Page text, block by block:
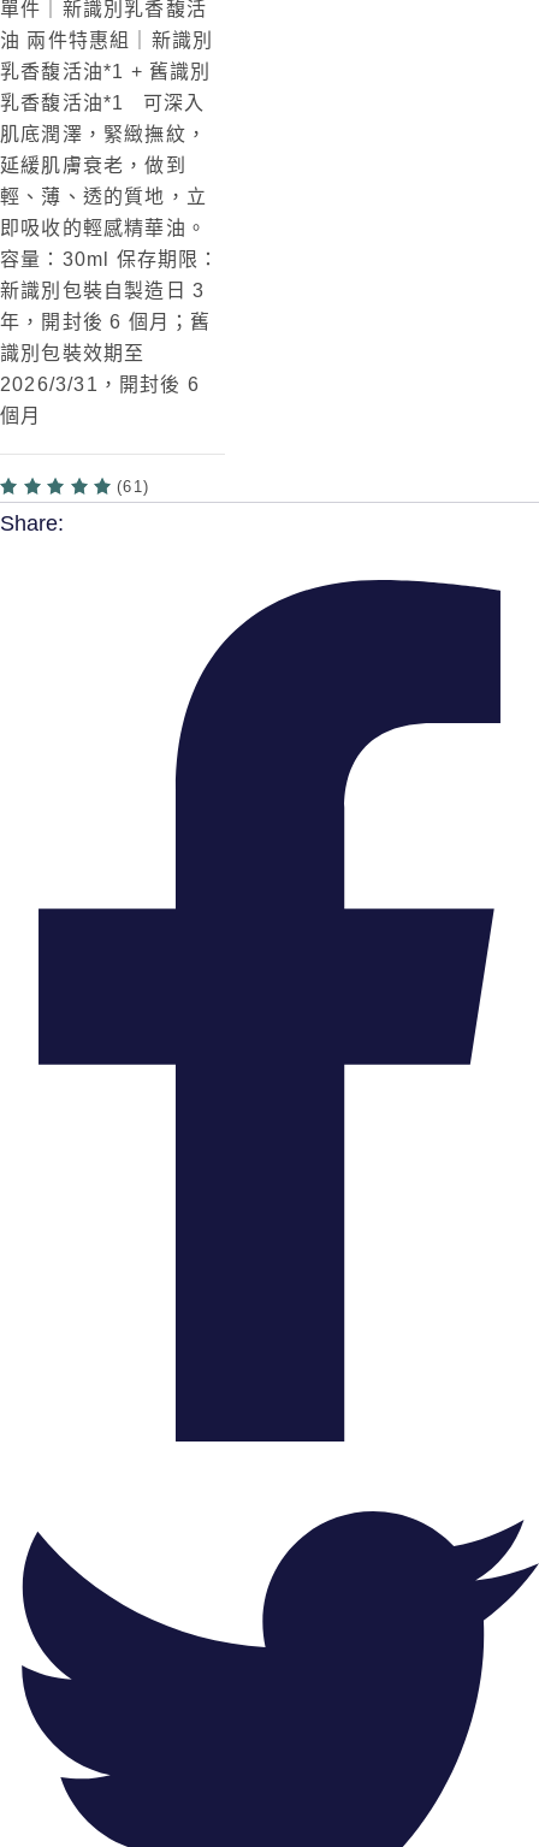
單件｜新識別乳香馥活
油 兩件特惠組｜新識別
乳香馥活油*1 + 舊識別
乳香馥活油*1
可深入
肌底潤澤，緊緻撫紋，
延緩肌膚衰老，做到
輕、薄、透的質地，立
即吸收的輕感精華油。
容量：30ml 保存期限：
新識別包裝自製造日 3
年，開封後 6 個月；舊
識別包裝效期至
2026/3/31，開封後 6
個月
(61)
Share: